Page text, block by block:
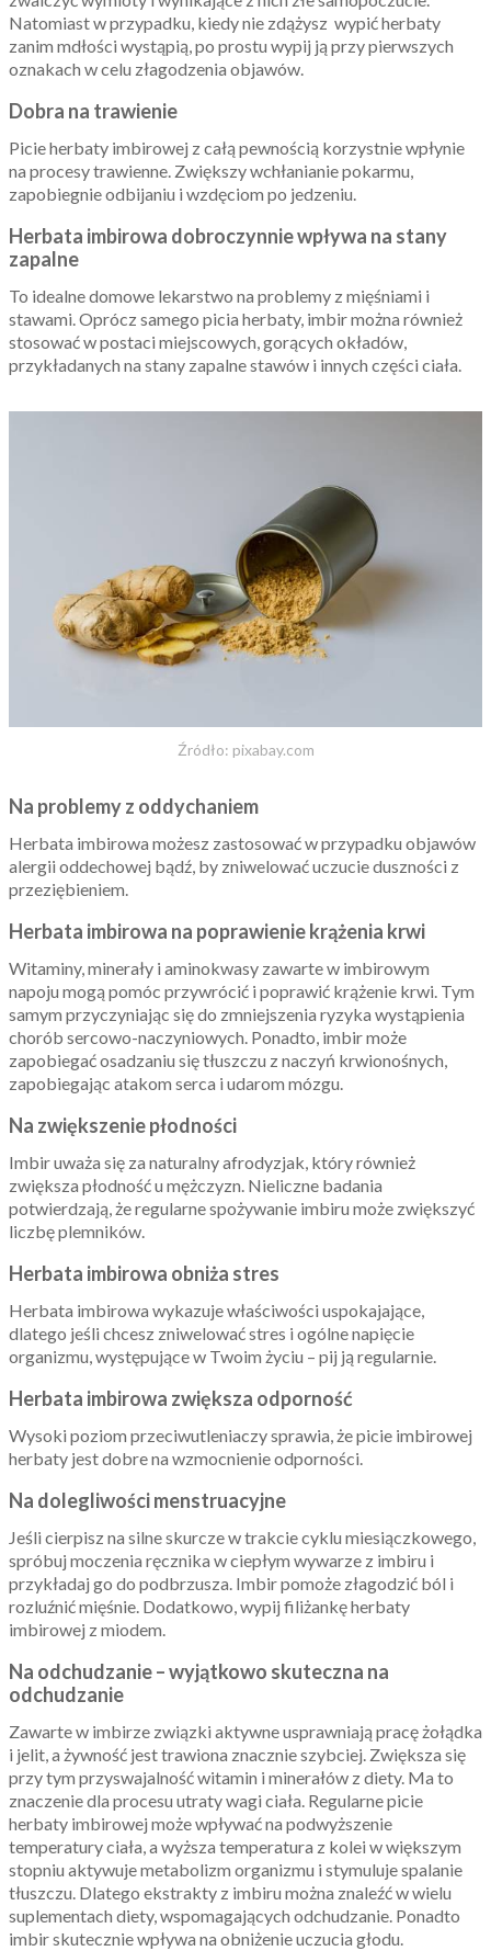
Natomiast w przypadku, kiedy nie zdążysz wypić herbaty
zanim mdłości wystąpią, po prostu wypij ją przy pierwszych
oznakach w celu złagodzenia objawów.
Dobra na trawienie
Picie herbaty imbirowej z całą pewnością korzystnie wpłynie
na procesy trawienne. Zwiększy wchłanianie pokarmu,
zapobiegnie odbijaniu i wzdęciom po jedzeniu.
Herbata imbirowa dobroczynnie wpływa na stany
zapalne
To idealne domowe lekarstwo na problemy z mięśniami i
stawami. Oprócz samego picia herbaty, imbir można również
stosować w postaci miejscowych, gorących okładów,
przykładanych na stany zapalne stawów i innych części ciała.
Źródło: pixabay.com
Na problemy z oddychaniem
Herbata imbirowa możesz zastosować w przypadku objawów
alergii oddechowej bądź, by zniwelować uczucie duszności z
przeziębieniem.
Herbata imbirowa na poprawienie krążenia krwi
Witaminy, minerały i aminokwasy zawarte w imbirowym
napoju mogą pomóc przywrócić i poprawić krążenie krwi. Tym
samym przyczyniając się do zmniejszenia ryzyka wystąpienia
chorób sercowo-naczyniowych. Ponadto, imbir może
zapobiegać osadzaniu się tłuszczu z naczyń krwionośnych,
zapobiegając atakom serca i udarom mózgu.
Na zwiększenie płodności
Imbir uważa się za naturalny afrodyzjak, który również
zwiększa płodność u mężczyzn. Nieliczne badania
potwierdzają, że regularne spożywanie imbiru może zwiększyć
liczbę plemników.
Herbata imbirowa obniża stres
Herbata imbirowa wykazuje właściwości uspokajające,
dlatego jeśli chcesz zniwelować stres i ogólne napięcie
organizmu, występujące w Twoim życiu – pij ją regularnie.
Herbata imbirowa zwiększa odporność
Wysoki poziom przeciwutleniaczy sprawia, że picie imbirowej
herbaty jest dobre na wzmocnienie odporności.
Na dolegliwości menstruacyjne
Jeśli cierpisz na silne skurcze w trakcie cyklu miesiączkowego,
spróbuj moczenia ręcznika w ciepłym wywarze z imbiru i
przykładaj go do podbrzusza. Imbir pomoże złagodzić ból i
rozluźnić mięśnie. Dodatkowo, wypij filiżankę herbaty
imbirowej z miodem.
Na odchudzanie – wyjątkowo skuteczna na
odchudzanie
Zawarte w imbirze związki aktywne usprawniają pracę żołądka
i jelit, a żywność jest trawiona znacznie szybciej. Zwiększa się
przy tym przyswajalność witamin i minerałów z diety. Ma to
znaczenie dla procesu utraty wagi ciała. Regularne picie
herbaty imbirowej może wpływać na podwyższenie
temperatury ciała, a wyższa temperatura z kolei w większym
stopniu aktywuje metabolizm organizmu i stymuluje spalanie
tłuszczu. Dlatego ekstrakty z imbiru można znaleźć w wielu
suplementach diety, wspomagających odchudzanie. Ponadto
imbir skutecznie wpływa na obniżenie uczucia głodu.